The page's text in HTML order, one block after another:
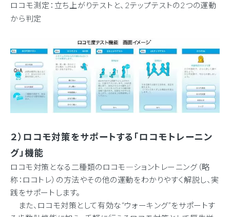
ロコモ測定：立ち上がりテストと、2テップテストの2つの運動
から判定
２）ロコモ対策をサポートする「ロコモトレーニン
グ」機能
ロコモ対策となる二種類のロコモ―ショントレーニング（略
称：ロコトレ）の方法やその他の運動をわかりやすく解説し、実
践をサポートします。
また、ロコモ対策として有効な“ウォーキング”をサポートす